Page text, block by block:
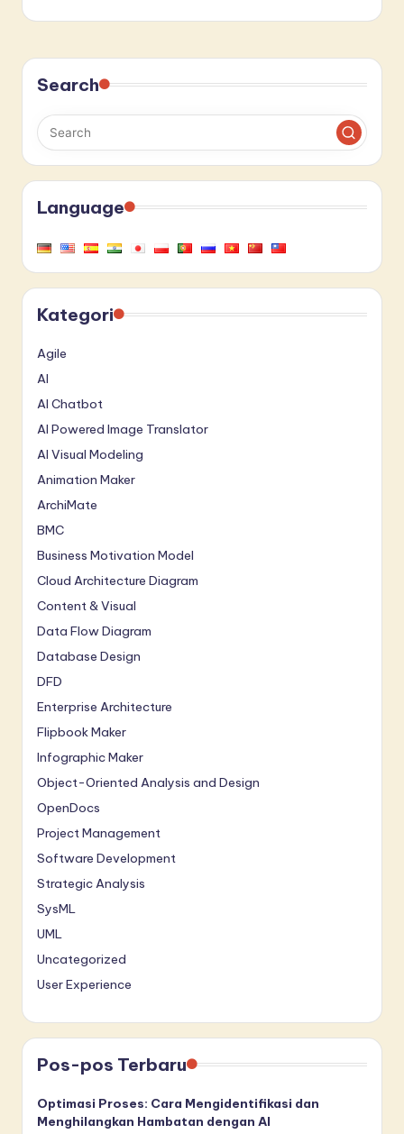
Search
Language
Kategori
Agile
AI
AI Chatbot
AI Powered Image Translator
AI Visual Modeling
Animation Maker
ArchiMate
BMC
Business Motivation Model
Cloud Architecture Diagram
Content & Visual
Data Flow Diagram
Database Design
DFD
Enterprise Architecture
Flipbook Maker
Infographic Maker
Object-Oriented Analysis and Design
OpenDocs
Project Management
Software Development
Strategic Analysis
SysML
UML
Uncategorized
User Experience
Pos-pos Terbaru
Optimasi Proses: Cara Mengidentifikasi dan
Menghilangkan Hambatan dengan AI